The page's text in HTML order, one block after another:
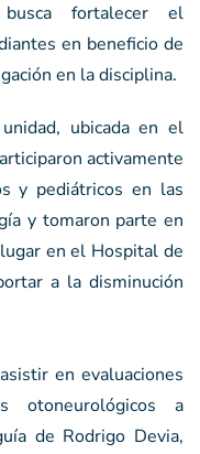
fortalecer el
en beneficio de
en la disciplina.
ubicada en el
activamente
y pediátricos en las
y tomaron parte en
en el Hospital de
a la disminución
en evaluaciones
otoneurológicos a
de Rodrigo Devia,